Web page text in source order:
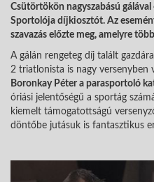
Csütörtökön nagyszabású
Sportolója díjkiosztót. Az
szavazás előzte meg, amelyre
A gálán rengeteg díj talált
2 triatlonista is nagy versenyben
Boronkay Péter a parasportoló
óriási jelentőségű a sportág
kiemelt támogatottságú
döntőbe jutásuk is fantasztikus